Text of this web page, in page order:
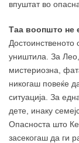
впуштат во
Таа воопшто не
уништила. За
мистериозна,
никогаш повеќе
ситуација. За
дете, инаку
Опасноста што
засекогаш да ги